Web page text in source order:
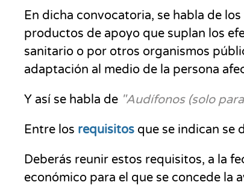
En dicha convocatoria, se habla de
productos de apoyo que suplan los
sanitario o por otros organismos
adaptación al medio de la persona
Y así se habla de "Audífonos (solo
Entre los requisitos que se indican se
Deberás reunir estos requisitos, a la
económico para el que se concede la